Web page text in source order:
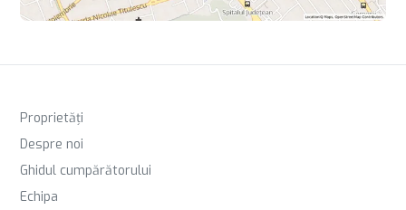
Proprietăți
Despre noi
Ghidul cumpărătorului
Echipa